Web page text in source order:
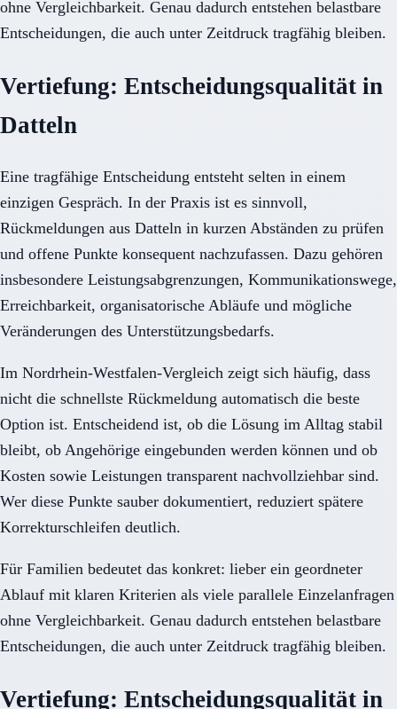
ohne Vergleichbarkeit. Genau dadurch entstehen belastbare
Entscheidungen, die auch unter Zeitdruck tragfähig bleiben.
Vertiefung: Entscheidungsqualität in
Datteln
Eine tragfähige Entscheidung entsteht selten in einem
einzigen Gespräch. In der Praxis ist es sinnvoll,
Rückmeldungen aus Datteln in kurzen Abständen zu prüfen
und offene Punkte konsequent nachzufassen. Dazu gehören
insbesondere Leistungsabgrenzungen, Kommunikationswege,
Erreichbarkeit, organisatorische Abläufe und mögliche
Veränderungen des Unterstützungsbedarfs.
Im Nordrhein-Westfalen-Vergleich zeigt sich häufig, dass
nicht die schnellste Rückmeldung automatisch die beste
Option ist. Entscheidend ist, ob die Lösung im Alltag stabil
bleibt, ob Angehörige eingebunden werden können und ob
Kosten sowie Leistungen transparent nachvollziehbar sind.
Wer diese Punkte sauber dokumentiert, reduziert spätere
Korrekturschleifen deutlich.
Für Familien bedeutet das konkret: lieber ein geordneter
Ablauf mit klaren Kriterien als viele parallele Einzelanfragen
ohne Vergleichbarkeit. Genau dadurch entstehen belastbare
Entscheidungen, die auch unter Zeitdruck tragfähig bleiben.
Vertiefung: Entscheidungsqualität in